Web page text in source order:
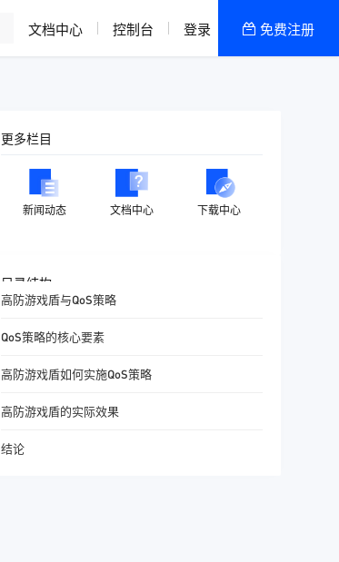
热销推荐
618轻松上云
文档中心 控制台 登录 免费注册
更多栏目
新闻动态 文档中心 下载中心
目录结构
高防游戏盾与QoS策略
QoS策略的核心要素
高防游戏盾如何实施QoS策略
高防游戏盾的实际效果
结论